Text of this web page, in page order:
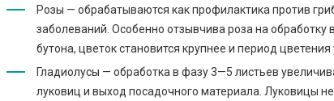
Розы — обрабатываются как профилактика против
заболеваний. Особенно отзывчива роза на обработку
бутона, цветок становится крупнее и период цветения
Гладиолусы — обработка в фазу 3—5 листьев
луковиц и выход посадочного материала. Луковицы